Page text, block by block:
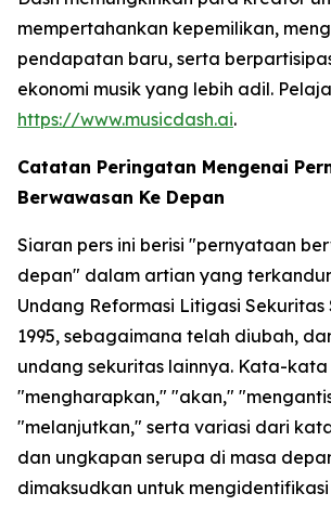
mempertahankan kepemilikan,
pendapatan baru, serta
ekonomi musik yang lebih adil.
https://www.musicdash.ai.
Catatan Peringatan Mengenai
Berwawasan Ke Depan
Siaran pers ini berisi "pernyataan
depan" dalam artian yang
Undang Reformasi Litigasi Sekuritas
1995, sebagaimana telah diubah,
undang sekuritas lainnya. Kata-kata
"mengharapkan," "akan,"
"melanjutkan," serta variasi dari
dan ungkapan serupa di masa
dimaksudkan untuk